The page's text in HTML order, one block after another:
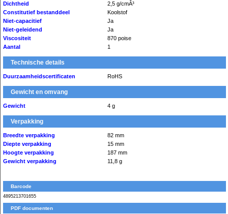
Dichtheid
2,5 g/cmÂ³
Constitutief bestanddeel
Koolstof
Niet-capacitief
Ja
Niet-geleidend
Ja
Viscositeit
870 poise
Aantal
1
Technische details
Duurzaamheidscertificaten RoHS
Gewicht en omvang
Gewicht 4 g
Verpakking
Breedte verpakking
82 mm
Diepte verpakking
15 mm
Hoogte verpakking
187 mm
Gewicht verpakking
11,8 g
Barcode
4895213701655
PDF documenten